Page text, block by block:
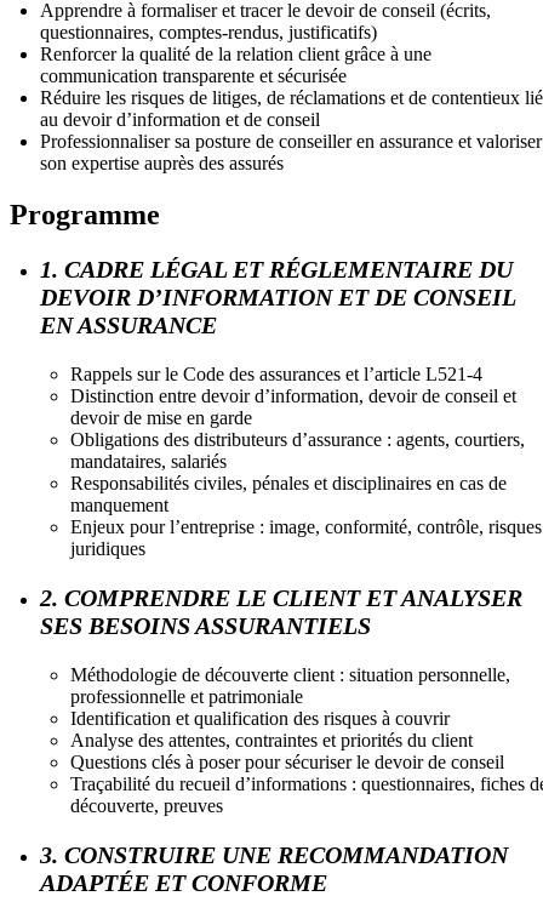
Apprendre à formaliser et tracer le devoir de conseil (écrits,
questionnaires, comptes-rendus, justificatifs)
Renforcer la qualité de la relation client grâce à une
communication transparente et sécurisée
Réduire les risques de litiges, de réclamations et de contentieux
au devoir d’information et de conseil
Professionnaliser sa posture de conseiller en assurance et valoriser
son expertise auprès des assurés
Programme
1. CADRE LÉGAL ET RÉGLEMENTAIRE DU
DEVOIR D’INFORMATION ET DE CONSEIL
EN ASSURANCE
Rappels sur le Code des assurances et l’article L521-4
Distinction entre devoir d’information, devoir de conseil et
devoir de mise en garde
Obligations des distributeurs d’assurance : agents, courtiers,
mandataires, salariés
Responsabilités civiles, pénales et disciplinaires en cas de
manquement
Enjeux pour l’entreprise : image, conformité, contrôle, risques
juridiques
2. COMPRENDRE LE CLIENT ET ANALYSER
SES BESOINS ASSURANTIELS
Méthodologie de découverte client : situation personnelle,
professionnelle et patrimoniale
Identification et qualification des risques à couvrir
Analyse des attentes, contraintes et priorités du client
Questions clés à poser pour sécuriser le devoir de conseil
Traçabilité du recueil d’informations : questionnaires, fiches
découverte, preuves
3. CONSTRUIRE UNE RECOMMANDATION
ADAPTÉE ET CONFORME